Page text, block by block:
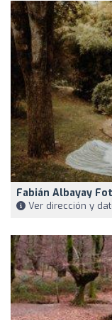
Fabián Albayay
Ver dirección y